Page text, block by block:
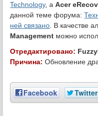
Technology, аAcer
данной теме форума:
ней связано . В качестве
Management можно
Отредактировано:
Причина: Обновление
Facebook Twitter